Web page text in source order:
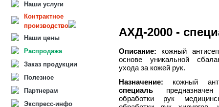
Наши услуги
Контрактное
производство
Наши цены
Распродажа
Заказ продукции
Полезное
Партнерам
Экспресс-инфо
АХД-2000 -
Описание: кожный
основе уникальной
ухода за кожей рук.
Назначение: кожный
специальпредназначен
обработки рук